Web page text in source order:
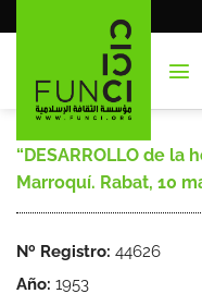
al
“DESARROLLO de la
Marroquí. Rabat, 10
Nº Registro: 44626
Año: 1953